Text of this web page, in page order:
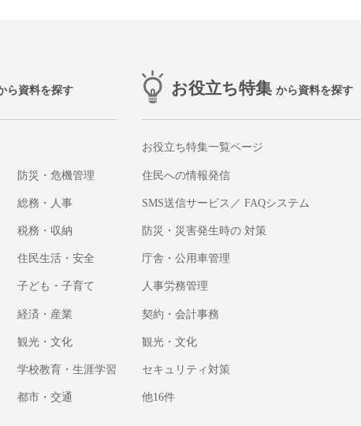
ら資料を探す
防災・危機管理
総務・人事
税務・収納
住民生活・安全
子ども・子育て
経済・産業
観光・文化
学校教育・生涯学習
都市・交通
お役立ち特集 から資料を探す
お役立ち特集一覧ページ
住民への情報発信
SMS送信サービス／ FAQシステム
防災・災害発生時の 対策
庁舎・公用車管理
人事労務管理
契約・会計事務
観光・文化
セキュリティ対策
他16件